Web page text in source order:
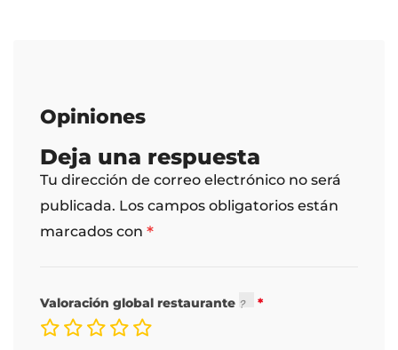
Opiniones
Deja una respuesta
Tu dirección de correo electrónico no será
publicada. Los campos obligatorios están
marcados con *
Valoración global restaurante